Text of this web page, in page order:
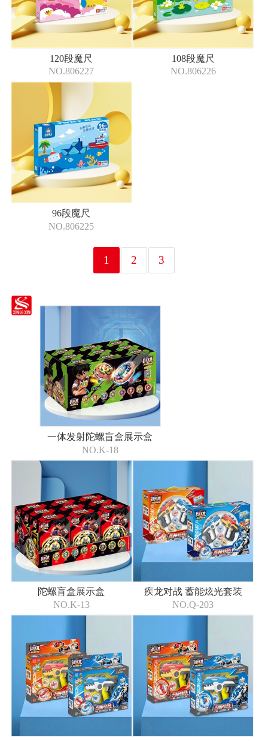
120段魔尺
NO.806227
108段魔尺
NO.806226
96段魔尺
NO.806225
1 2 3
一体发射陀螺盲盒展示盒
NO.K-18
陀螺盲盒展示盒
NO.K-13
疾龙对战 蓄能炫光套装
NO.Q-203